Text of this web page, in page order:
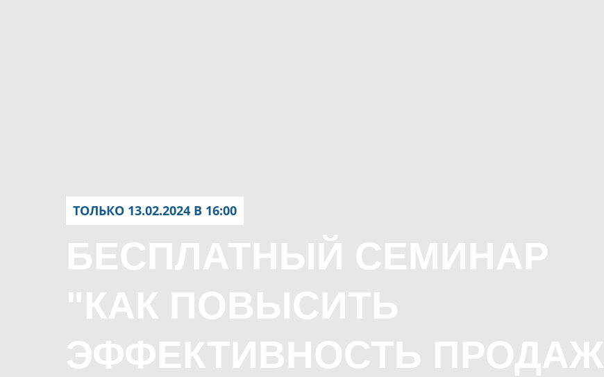
ТОЛЬКО 13.02.2024 В 16:00
БЕСПЛАТНЫЙ СЕМИНАР
"КАК ПОВЫСИТЬ
ЭФФЕКТИВНОСТЬ ПРОДАЖ